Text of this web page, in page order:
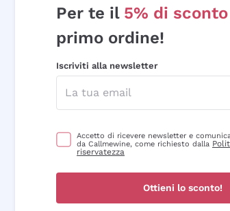
Per te il 5% di sconto
primo ordine!
Iscriviti alla newsletter
Accetto di ricevere newsletter e
da Callmewine, come richiesto dalla
riservatezza
Ottieni lo sconto!